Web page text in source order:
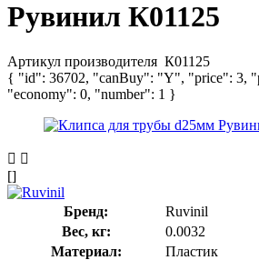
Рувинил К01125
Артикул производителя К01125
{ "id": 36702, "canBuy": "Y", "price": 3,
"economy": 0, "number": 1 }
[]
Бренд:
Ruvinil
Вес, кг:
0.0032
Материал:
Пластик